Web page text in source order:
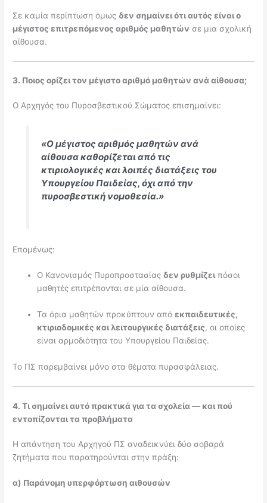
Σε καμία περίπτωση όμως δεν σημαίνει ότι αυτός είναι ο
μέγιστος επιτρεπόμενος αριθμός μαθητών σε μια σχολική
αίθουσα.
3. Ποιος ορίζει τον μέγιστο αριθμό μαθητών ανά αίθουσα;
Ο Αρχηγός του Πυροσβεστικού Σώματος επισημαίνει:
«Ο μέγιστος αριθμός μαθητών ανά
αίθουσα καθορίζεται από τις
κτιριολογικές και λοιπές διατάξεις του
Υπουργείου Παιδείας, όχι από την
πυροσβεστική νομοθεσία.»
Επομένως:
Ο Κανονισμός Πυροπροστασίας δεν ρυθμίζειπόσοι
μαθητές επιτρέπονται σε μία αίθουσα.
Τα όρια μαθητών προκύπτουν απόεκπαιδευτικές,
κτιριοδομικές και λειτουργικές διατάξεις, οι οποίες
είναι αρμοδιότητα του Υπουργείου Παιδείας.
Το ΠΣ παρεμβαίνει μόνο στα θέματα πυρασφάλειας.
4. Τι σημαίνει αυτό πρακτικά για τα σχολεία — και πού
εντοπίζονται τα προβλήματα
Η απάντηση του Αρχηγού ΠΣ αναδεικνύει δύο σοβαρά
ζητήματα που παρατηρούνται στην πράξη:
α) Παράνομη υπερφόρτωση αιθουσών